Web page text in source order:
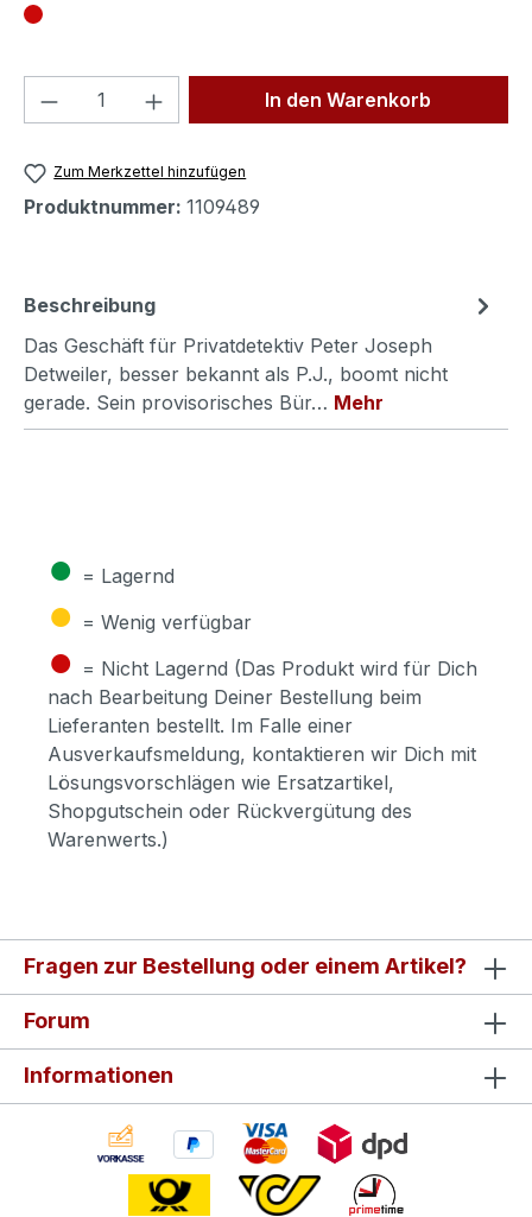
Produkt Anzahl: Gib denIn den Warenkorb
Zum Merkzettel hinzufügen
Produktnummer: 1109489
Beschreibung
Das Geschäft für Privatdetektiv Peter Joseph
Detweiler, besser bekannt als P.J., boomt nicht
gerade. Sein provisorisches Bür… Mehr
● = Lagernd
● = Wenig verfügbar
● = Nicht Lagernd (Das Produkt wird für Dich
nach Bearbeitung Deiner Bestellung beim
Lieferanten bestellt. Im Falle einer
Ausverkaufsmeldung, kontaktieren wir Dich mit
Lösungsvorschlägen wie Ersatzartikel,
Shopgutschein oder Rückvergütung des
Warenwerts.)
Fragen zur Bestellung oder einem Artikel?
Forum
Informationen